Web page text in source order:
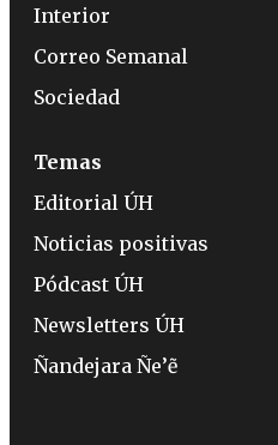
Interior
Correo Semanal
Sociedad
Temas
Editorial ÚH
Noticias positivas
Pódcast ÚH
Newsletters ÚH
Ñandejara Ñe’ẽ